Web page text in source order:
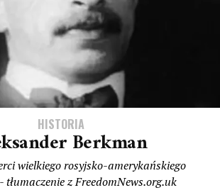
HISTORIA
Berkman
wielkiego rosyjsko-amerykańskiego
z FreedomNews.org.uk